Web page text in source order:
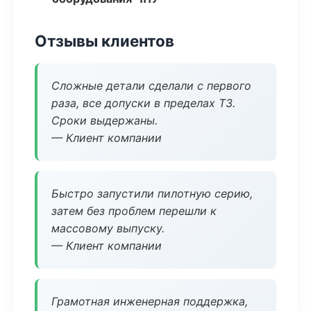
Отзывы клиентов
Сложные детали сделали с первого
раза, все допуски в пределах ТЗ.
Сроки выдержаны.
— Клиент компании
Быстро запустили пилотную серию,
затем без проблем перешли к
массовому выпуску.
— Клиент компании
Грамотная инженерная поддержка,